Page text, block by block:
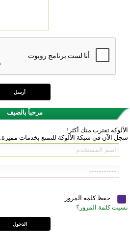
مرحباً بالضيف
الألوكة تقترب منك أكثر!
سجل الآن في شبكة الألوكة للتمتع بخدمات مميزة.
حفظ كلمة المرور
نسيت كلمة المرور؟